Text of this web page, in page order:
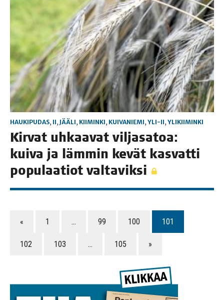
HAUKIPUDAS, II, JÄÄLI, KIIMINKI, KUIVANIEMI, YLI-II, YLIKIIMINKI
Kir­vat uhkaa­vat vil­ja­sa­toa:
kui­va ja läm­min kevät kas­vat­ti
popu­laa­tiot valtaviksi
« 1 … 99 100 101
102 103 … 105 »